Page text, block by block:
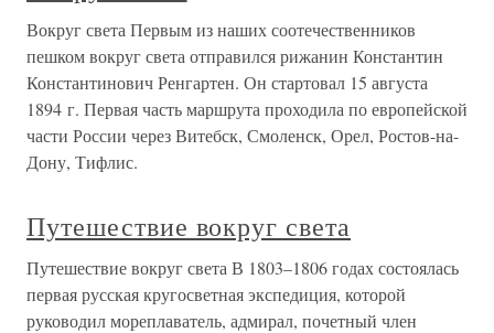
Вокруг света Первым из наших соотечественников
пешком вокруг света отправился рижанин Константин
Константинович Ренгартен. Он стартовал 15 августа
1894 г. Первая часть маршрута проходила по европейской
части России через Витебск, Смоленск, Орел, Ростов-на-
Дону, Тифлис.
Путешествие вокруг света
Путешествие вокруг света В 1803–1806 годах состоялась
первая русская кругосветная экспедиция, которой
руководил мореплаватель, адмирал, почетный член